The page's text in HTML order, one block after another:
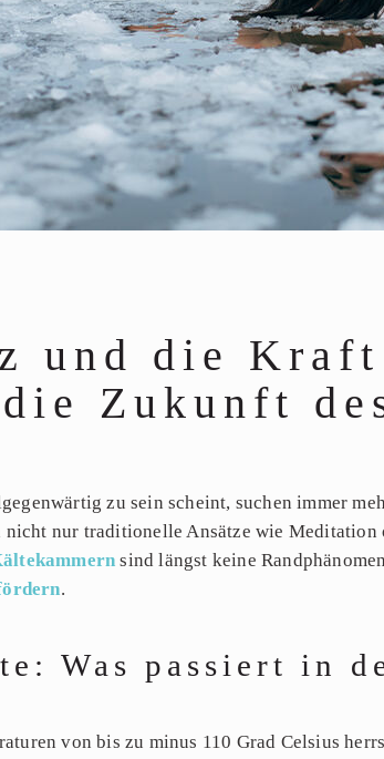
und die
Zukunft
zu sein scheint, suchen immer
nur traditionelle Ansätze wie
sind längst keine
.
Was passiert in
von bis zu minus 110 Grad Celsius